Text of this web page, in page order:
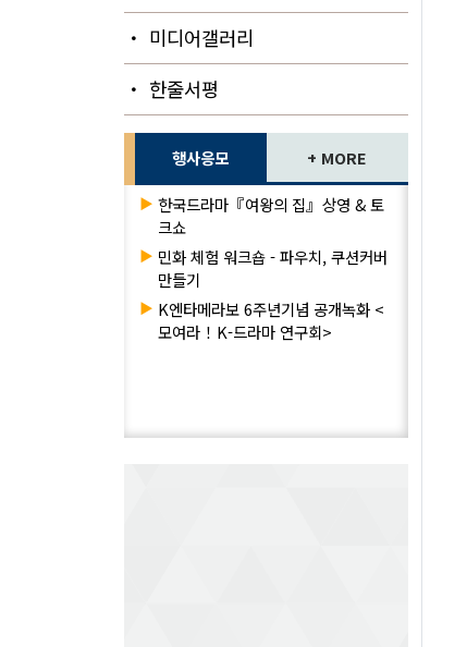
・ 미디어갤러리
・ 한줄서평
행사응모 + MORE
▶ 한국드라마『여왕의 집』상영 & 토
크쇼
▶ 민화 체험 워크숍 - 파우치, 쿠션커버
만들기
▶ K엔타메라보 6주년기념 공개녹화 <
모여라！K-드라마 연구회>